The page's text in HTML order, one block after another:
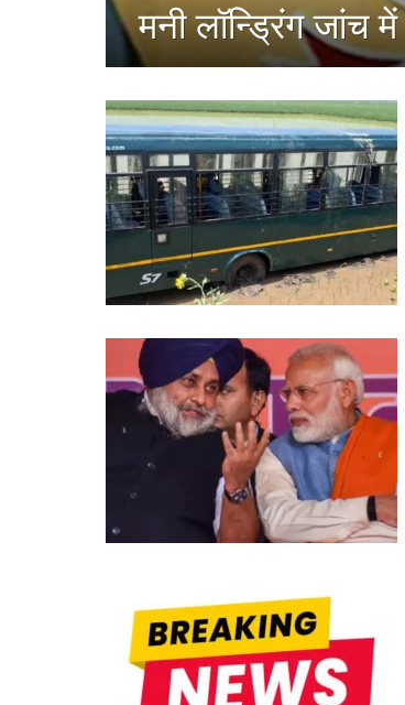
मनी लॉन्ड्रिंग जांच